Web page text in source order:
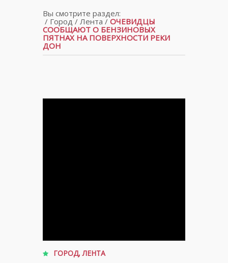
Вы смотрите раздел:
/ Город/ Лента / ОЧЕВИДЦЫ
СООБЩАЮТ О БЕНЗИНОВЫХ
ПЯТНАХ НА ПОВЕРХНОСТИ РЕКИ
ДОН
ГОРОД,ЛЕНТА